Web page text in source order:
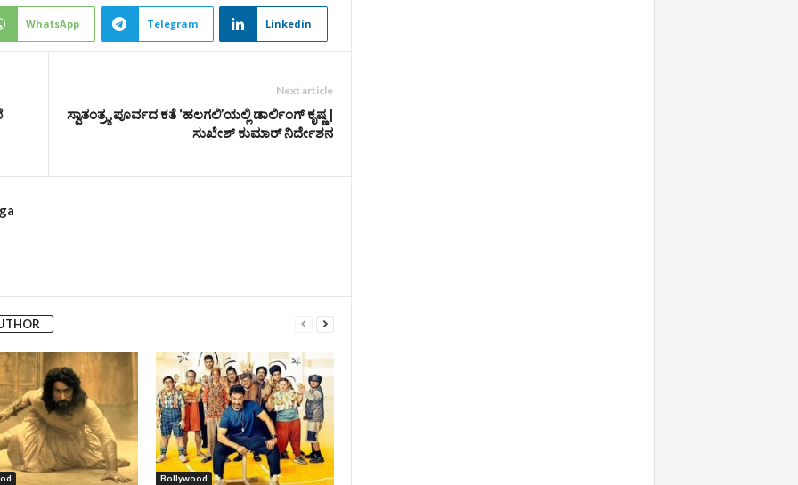
WhatsApp Telegram Linkedin
Next article
ಸ್ವಾತಂತ್ರ್ಯ ಪೂರ್ವದ ಕತೆ ‘ಹಲಗಲಿ’ಯಲ್ಲಿ ಡಾರ್ಲಿಂಗ್‌ ಕೃಷ್ಣ |
ಸುಖೇಶ್‌ ಕುಮಾರ್‌ ನಿರ್ದೇಶನ
Bollywood